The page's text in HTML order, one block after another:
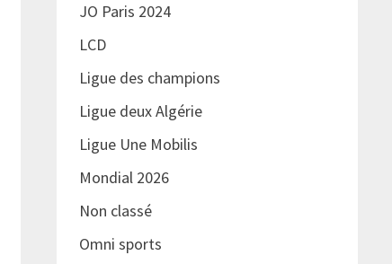
:
JO Paris 2024
LCD
Ligue des champions
Ligue deux Algérie
Ligue Une Mobilis
Mondial 2026
Non classé
Omni sports